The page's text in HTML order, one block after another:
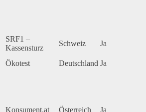
SRF1 –
Kassensturz
Schweiz Ja
Ökotest Deutschland Ja
Konsument.at Österreich Ja